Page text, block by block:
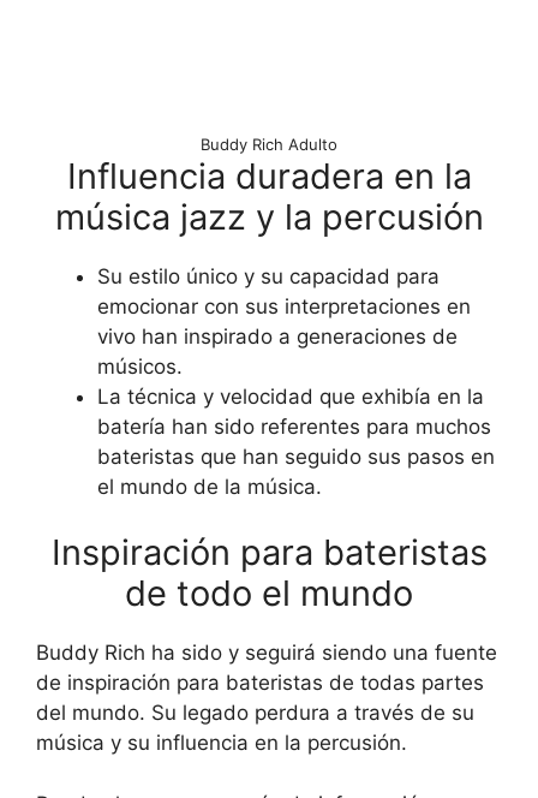
Buddy Rich Adulto
Influencia duradera en la
música jazz y la percusión
Su estilo único y su capacidad para
emocionar con sus interpretaciones en
vivo han inspirado a generaciones de
músicos.
La técnica y velocidad que exhibía en la
batería han sido referentes para muchos
bateristas que han seguido sus pasos en
el mundo de la música.
Inspiración para bateristas
de todo el mundo
Buddy Rich ha sido y seguirá siendo una fuente
de inspiración para bateristas de todas partes
del mundo. Su legado perdura a través de su
música y su influencia en la percusión.